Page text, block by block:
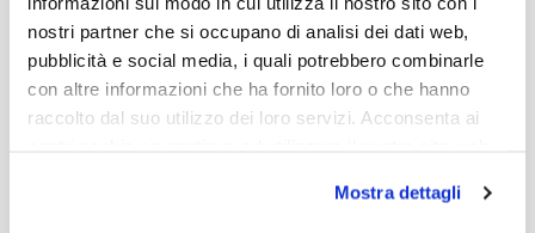
nostri partner che si occupano di analisi dei dati web,
pubblicità e social media, i quali potrebbero combinarle
con altre informazioni che ha fornito loro o che hanno
raccolto dal suo utilizzo dei loro servizi. Acconsenta ai
Mostra dettagli